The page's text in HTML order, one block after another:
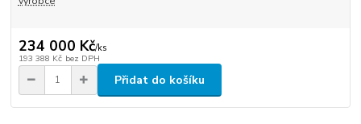
234 000 Kč/ks
193 388 Kč bez DPH
Přidat do košíku